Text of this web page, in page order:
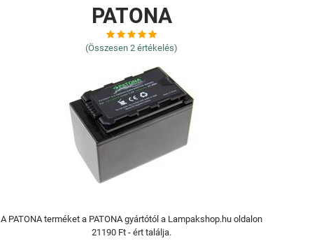
PATONA
(Összesen 2 értékelés)
A PATONA terméket a PATONA gyártótól a Lampakshop.hu oldalon
21190 Ft - ért találja.